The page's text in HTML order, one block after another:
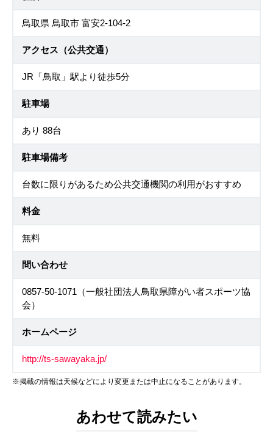
鳥取県 鳥取市 富安2-104-2
アクセス（公共交通）
JR「鳥取」駅より徒歩5分
駐車場
あり 88台
駐車場備考
台数に限りがあるため公共交通機関の利用がおすすめ
料金
無料
問い合わせ
0857-50-1071（一般社団法人鳥取県障がい者スポーツ協
会）
ホームページ
http://ts-sawayaka.jp/
※掲載の情報は天候などにより変更または中止になることがあります。
あわせて読みたい